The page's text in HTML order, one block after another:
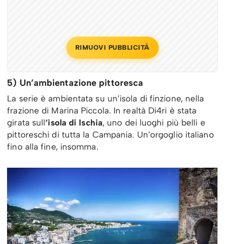
RIMUOVI PUBBLICITÀ
5) Un’ambientazione pittoresca
La serie è ambientata su un’isola di finzione, nella
frazione di Marina Piccola. In realtà Di4ri è stata
girata sull‘isola di Ischia, uno dei luoghi più belli e
pittoreschi di tutta la Campania. Un’orgoglio italiano
fino alla fine, insomma.